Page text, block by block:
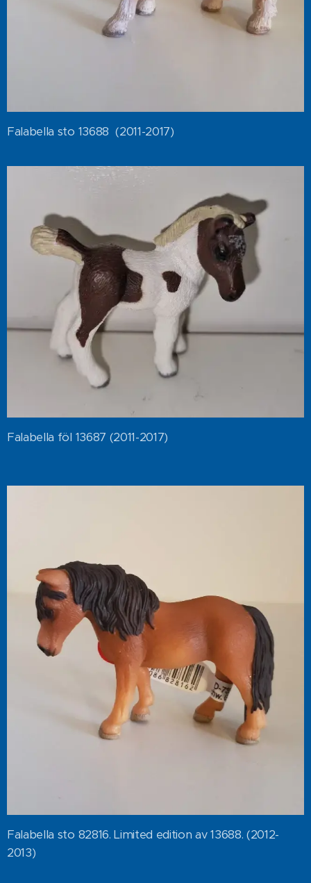
Falabella sto 13688 (2011-2017)
Falabella föl 13687 (2011-2017)
Falabella sto 82816. Limited edition av 13688. (2012-
2013)